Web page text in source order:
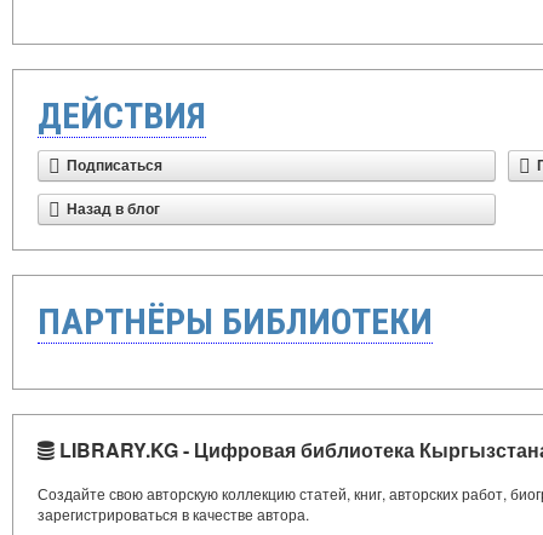
ДЕЙСТВИЯ
Подписаться
Назад в блог
ПАРТНЁРЫ БИБЛИОТЕКИ
LIBRARY.KG - Цифровая библиотека
Создайте свою авторскую коллекцию статей, книг, авторских работ,
зарегистрироваться в качестве автора.